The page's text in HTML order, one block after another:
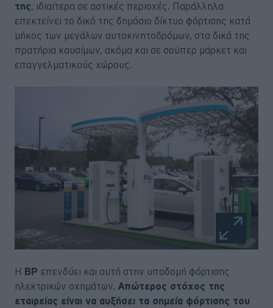
της, ιδιαίτερα σε αστικές περιοχές. Παράλληλα
επεκτείνει το δικό της δημόσιο δίκτυο φόρτισης κατά
μήκος των μεγάλων αυτοκινητοδρόμων, στα δικά της
πρατήρια καυσίμων, ακόμα και σε σούπερ μάρκετ και
επαγγελματικούς χώρους.
Η BP επενδύει και αυτή στην υποδομή φόρτισης
ηλεκτρικών οχημάτων. Απώτερος στόχος της
εταιρείας είναι να αυξήσει τα σημεία φόρτισης του